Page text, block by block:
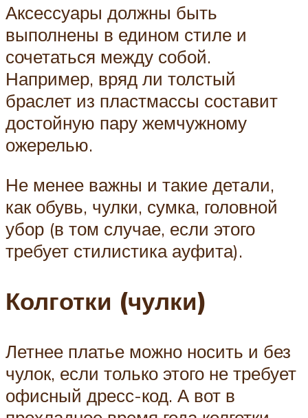
Аксессуары должны быть
выполнены в едином стиле и
сочетаться между собой.
Например, вряд ли толстый
браслет из пластмассы составит
достойную пару жемчужному
ожерелью.
Не менее важны и такие детали,
как обувь, чулки, сумка, головной
убор (в том случае, если этого
требует стилистика ауфита).
Колготки (чулки)
Летнее платье можно носить и без
чулок, если только этого не требует
офисный дресс-код. А вот в